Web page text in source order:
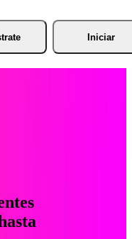
Iniciar